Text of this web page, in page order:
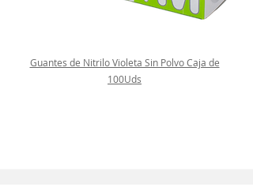
Guantes de Nitrilo Violeta Sin Polvo Caja de
100Uds